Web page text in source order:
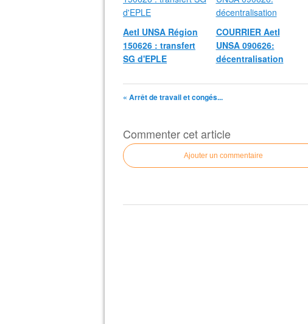
AetI UNSA Région
150626 : transfert
SG d'EPLE
COURRIER AetI
UNSA 090626:
décentralisation
« Arrêt de travail et congés...
Commenter cet article
Ajouter un commentaire